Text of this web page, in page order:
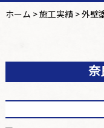
ホーム >施工実績>外壁
奈